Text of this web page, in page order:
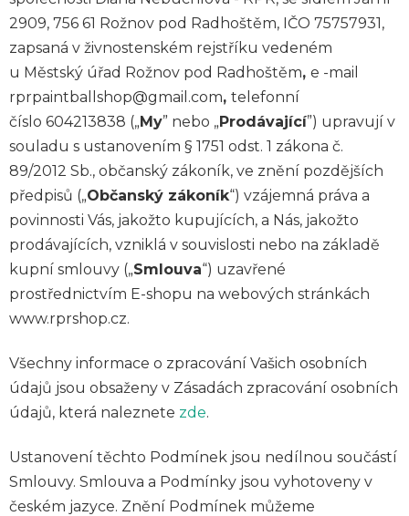
2909, 756 61 Rožnov pod Radhoštěm, IČO 75757931,
zapsaná v živnostenském rejstříku vedeném
u Městský úřad Rožnov pod Radhoštěm, e -mail
rprpaintballshop@gmail.com, telefonní
číslo 604213838 („My” nebo „Prodávající”) upravují v
souladu s ustanovením § 1751 odst. 1 zákona č.
89/2012 Sb., občanský zákoník, ve znění pozdějších
předpisů („Občanský zákoník“) vzájemná práva a
povinnosti Vás, jakožto kupujících, a Nás, jakožto
prodávajících, vzniklá v souvislosti nebo na základě
kupní smlouvy („Smlouva“) uzavřené
prostřednictvím E-shopu na webových stránkách
www.rprshop.cz.
Všechny informace o zpracování Vašich osobních
údajů jsou obsaženy v Zásadách zpracování osobních
údajů, která naleznete zde.
Ustanovení těchto Podmínek jsou nedílnou součástí
Smlouvy. Smlouva a Podmínky jsou vyhotoveny v
českém jazyce. Znění Podmínek můžeme